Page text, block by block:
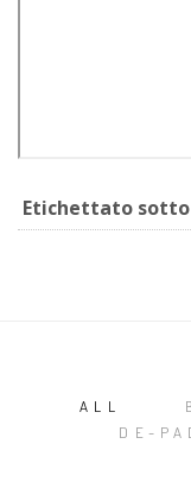
Etichettato sotto
ALL
DE-